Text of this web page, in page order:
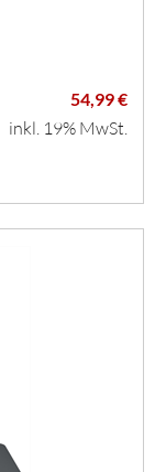
54,99 €
inkl. 19% MwSt.